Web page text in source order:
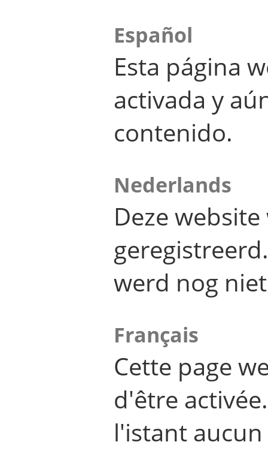
Español
Esta página
activada y
contenido.
Nederlands
Deze
werd nog
Français
Cette page
d'être
l'istant